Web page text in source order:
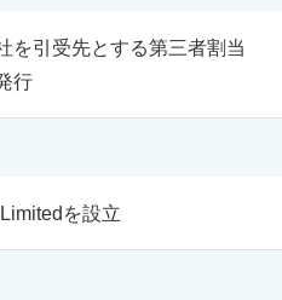
を引受先とする第三者割当
行
を設立